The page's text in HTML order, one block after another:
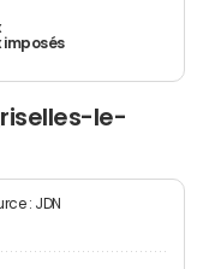
imposés
le-
: JDN